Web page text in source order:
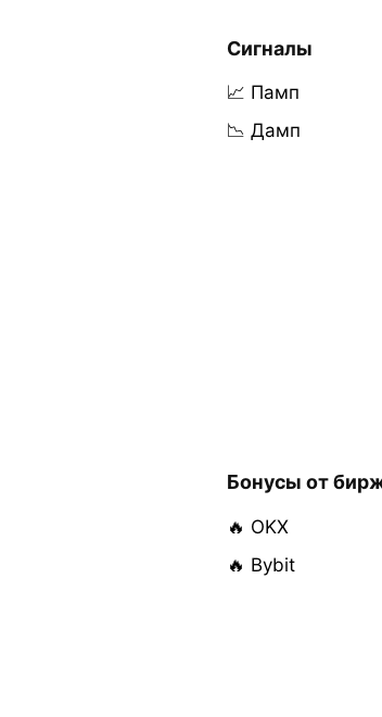
Сигналы
📈 Памп
📉 Дамп
Бонусы от
🔥 OKX
🔥 Bybit